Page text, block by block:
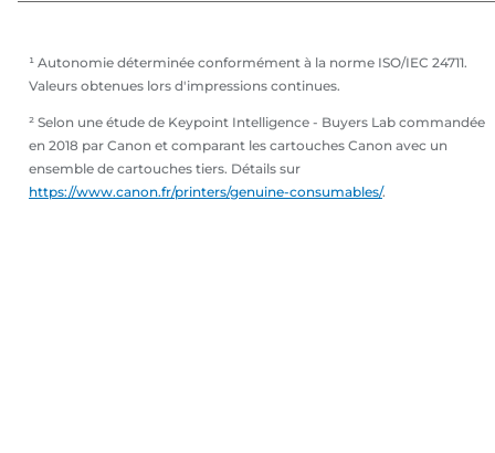
¹ Autonomie déterminée conformément à la norme ISO/IEC 24711.
Valeurs obtenues lors d'impressions continues.
² Selon une étude de Keypoint Intelligence - Buyers Lab commandée
en 2018 par Canon et comparant les cartouches Canon avec un
ensemble de cartouches tiers. Détails sur
https://www.canon.fr/printers/genuine-consumables/.